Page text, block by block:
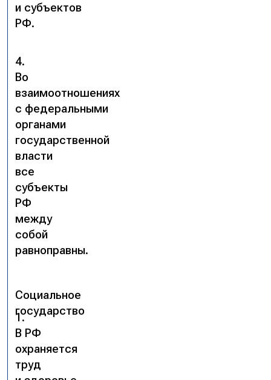
и субъектов
РФ.
4.
Во
взаимоотношениях
с федеральными
органами
государственной
власти
все
субъекты
РФ
между
собой
равноправны.
Социальное
государство
1.
В РФ
охраняется
труд